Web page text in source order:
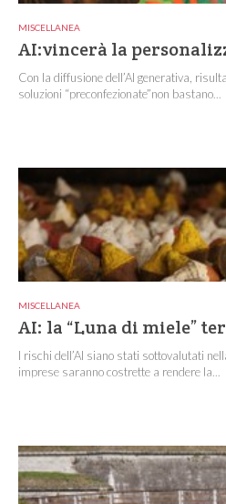
MISCELLANEA
AI:vincerà la
Con la diffusione dell’AI generativa,
soluzioni “preconfezionate”non bastano...
MISCELLANEA
AI: la “Luna di miele”
I rischi dell’AI siano stati sottovalutati
imprese saranno costrette a rendere la...